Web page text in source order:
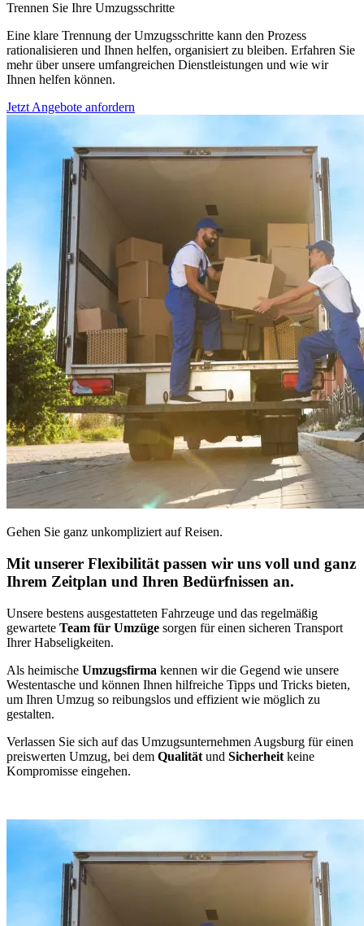
Trennen Sie Ihre Umzugsschritte
Eine klare Trennung der Umzugsschritte kann den Prozess
rationalisieren und Ihnen helfen, organisiert zu bleiben. Erfahren Sie
mehr über unsere umfangreichen Dienstleistungen und wie wir
Ihnen helfen können.
Jetzt Angebote anfordern
Gehen Sie ganz unkompliziert auf Reisen.
Mit unserer Flexibilität passen wir uns voll und ganz
Ihrem Zeitplan und Ihren Bedürfnissen an.
Unsere bestens ausgestatteten Fahrzeuge und das regelmäßig
gewartete Team für Umzüge sorgen für einen sicheren Transport
Ihrer Habseligkeiten.
Als heimische Umzugsfirma kennen wir die Gegend wie unsere
Westentasche und können Ihnen hilfreiche Tipps und Tricks bieten,
um Ihren Umzug so reibungslos und effizient wie möglich zu
gestalten.
Verlassen Sie sich auf das Umzugsunternehmen Augsburg für einen
preiswerten Umzug, bei dem Qualität und Sicherheit keine
Kompromisse eingehen.